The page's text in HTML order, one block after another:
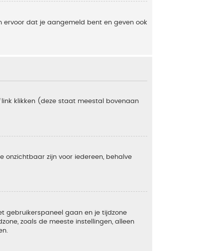
ervoor dat je aangemeld bent en geven ook
link klikken (deze staat meestal bovenaan
onzichtbaar zijn voor iedereen, behalve
gebruikerspaneel gaan en je tijdzone
zoals de meeste instellingen, alleen